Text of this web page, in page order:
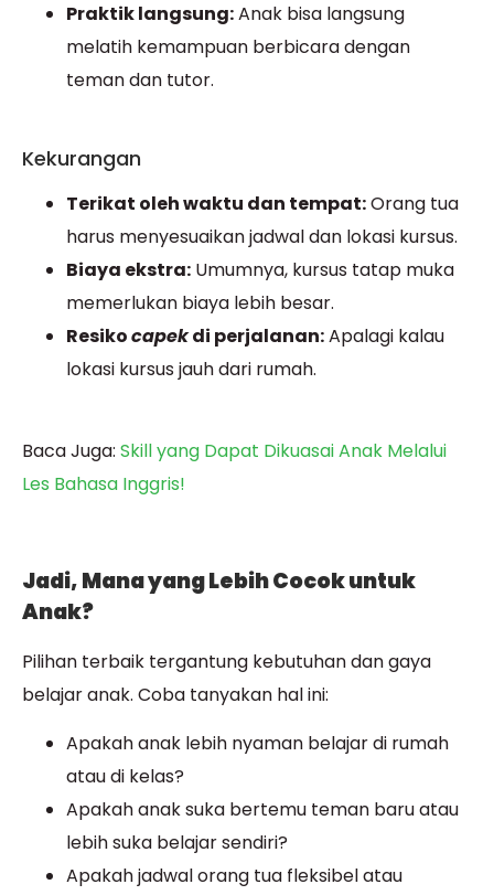
Praktik langsung:Anak bisa langsung
melatih kemampuan berbicara dengan
teman dan tutor.
Kekurangan
Terikat oleh waktu dan tempat:Orang tua
harus menyesuaikan jadwal dan lokasi kursus.
Biaya ekstra: Umumnya, kursus tatap muka
memerlukan biaya lebih besar.
Resikocapekdi perjalanan:Apalagi kalau
lokasi kursus jauh dari rumah.
Baca Juga: Skill yang Dapat Dikuasai Anak Melalui
Les Bahasa Inggris!
Jadi, Mana yang Lebih Cocok untuk
Anak?
Pilihan terbaik tergantung kebutuhan dan gaya
belajar anak. Coba tanyakan hal ini:
Apakah anak lebih nyaman belajar di rumah
atau di kelas?
Apakah anak suka bertemu teman baru atau
lebih suka belajar sendiri?
Apakah jadwal orang tua fleksibel atau